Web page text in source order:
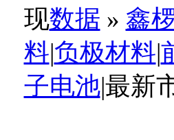
现数据 » 鑫
料|负极材料|
子电池|最新